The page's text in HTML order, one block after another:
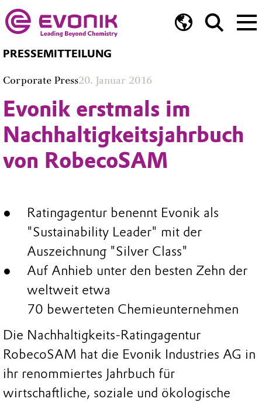
PRESSEMITTEILUNG
Corporate Press20. Januar 2016
Evonik erstmals im
Nachhaltigkeitsjahrbuch
von RobecoSAM
Ratingagentur benennt Evonik als
"Sustainability Leader" mit der
Auszeichnung "Silver Class"
Auf Anhieb unter den besten Zehn der
weltweit etwa
70 bewerteten Chemieunternehmen
Die Nachhaltigkeits-Ratingagentur
RobecoSAM hat die Evonik Industries AG in
ihr renommiertes Jahrbuch für
wirtschaftliche, soziale und ökologische